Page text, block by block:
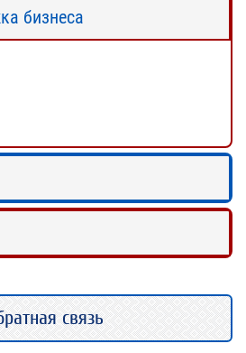
бизнеса
связь